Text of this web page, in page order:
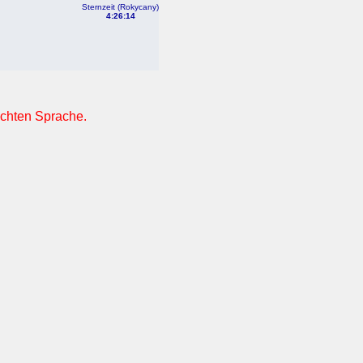
Sternzeit (Rokycany)
4:26:14
Sprache.